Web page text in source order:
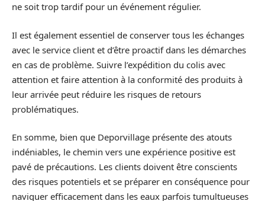
ne soit trop tardif pour un événement régulier.
Il est également essentiel de conserver tous les échanges
avec le service client et d’être proactif dans les démarches
en cas de problème. Suivre l’expédition du colis avec
attention et faire attention à la conformité des produits à
leur arrivée peut réduire les risques de retours
problématiques.
En somme, bien que Deporvillage présente des atouts
indéniables, le chemin vers une expérience positive est
pavé de précautions. Les clients doivent être conscients
des risques potentiels et se préparer en conséquence pour
naviguer efficacement dans les eaux parfois tumultueuses